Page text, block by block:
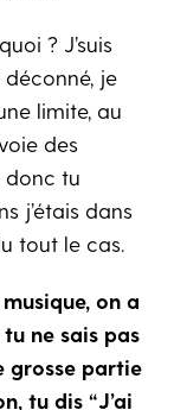
? J’suis
déconné, je
limite, au
des
donc tu
j’étais dans
tout le cas.
on a
ne sais pas
grosse partie
tu dis “J’ai